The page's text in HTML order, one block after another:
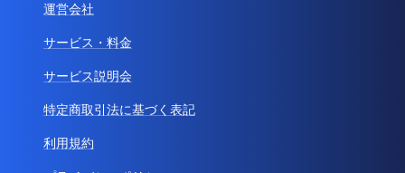
運営会社
サービス・料金
サービス説明会
特定商取引法に基づく表記
利用規約